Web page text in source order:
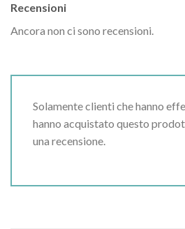
Recensioni
Ancora non ci sono recensioni.
Solamente clienti che hanno
hanno acquistato questo
una recensione.